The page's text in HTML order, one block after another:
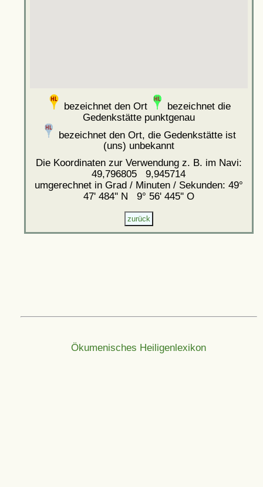
bezeichnet den Ort
bezeichnet die
Gedenkstätte punktgenau
bezeichnet den Ort, die Gedenkstätte ist
(uns) unbekannt
Die Koordinaten zur Verwendung z. B. im Navi:
49,796805 9,945714
umgerechnet in Grad / Minuten / Sekunden: 49°
47' 484'' N 9° 56' 445'' O
Ökumenisches Heiligenlexikon